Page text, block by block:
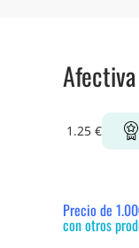
1.25 €
Precio de
con otros